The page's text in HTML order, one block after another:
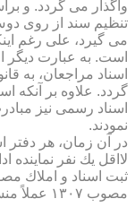
واگذار می گردد. و
تنظیم سند از روی
می گیرد، علی رغم
است. به عبارت دیگر
گردد. علاوه بر آنكه
اسناد رسمی نیز
نمودند.
در آن زمان، هر
لااقل یك نفر نماینده
مصوب ۱۳۰۷ عملاً منسوخ می گردد .